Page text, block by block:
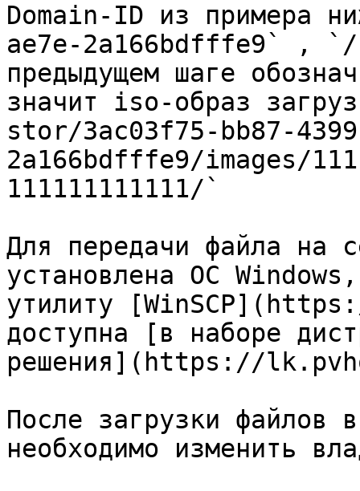
Domain-ID из примера
ae7e-2a166bdfffe9` , `/
предыдущем шаге
значит iso-образ
stor/3ac03f75-bb87-
2a166bdfffe9/images/
111111111111/`
Для передачи файла на
установлена ОС
утилиту
доступна [в наборе
решения](https://
После загрузки файлов
необходимо изменить